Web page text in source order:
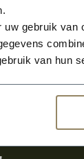
gebruik
van hun
nieuws